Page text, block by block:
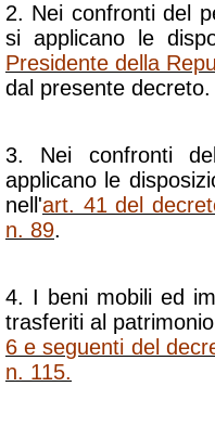
2. Nei confronti del
si applicano le
Presidente della
dal presente decreto.
3. Nei confronti
applicano le
nell'art. 41 del
n. 89.
4. I beni mobili ed
trasferiti al
6 e seguenti del
n. 115.